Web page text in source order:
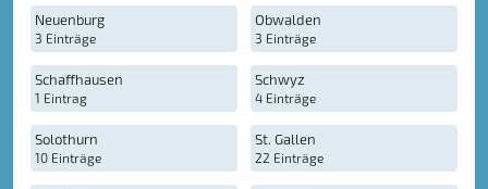
Neuenburg
3 Einträge
Obwalden
3 Einträge
Schaffhausen
1 Eintrag
Schwyz
4 Einträge
Solothurn
10 Einträge
St. Gallen
22 Einträge